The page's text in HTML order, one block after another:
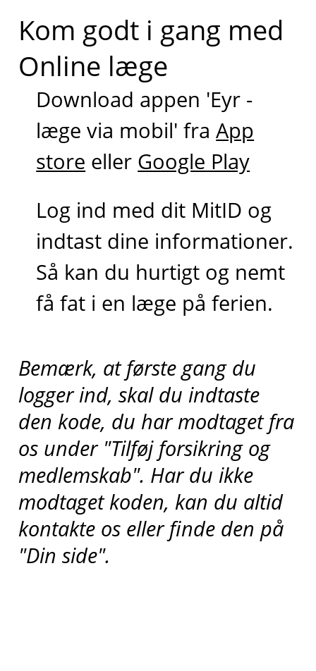
Kom godt i gang med
Online læge
Download appen 'Eyr -
læge via mobil' fraApp
store eller Google Play
Log ind med dit MitID og
indtast dine informationer.
Så kan du hurtigt og nemt
få fat i en læge på ferien.
Bemærk, at første gang du
logger ind, skal du indtaste
den kode, du har modtaget fra
os under "Tilføj forsikring og
medlemskab". Har du ikke
modtaget koden, kan du altid
kontakte os eller finde den på
"Din side".